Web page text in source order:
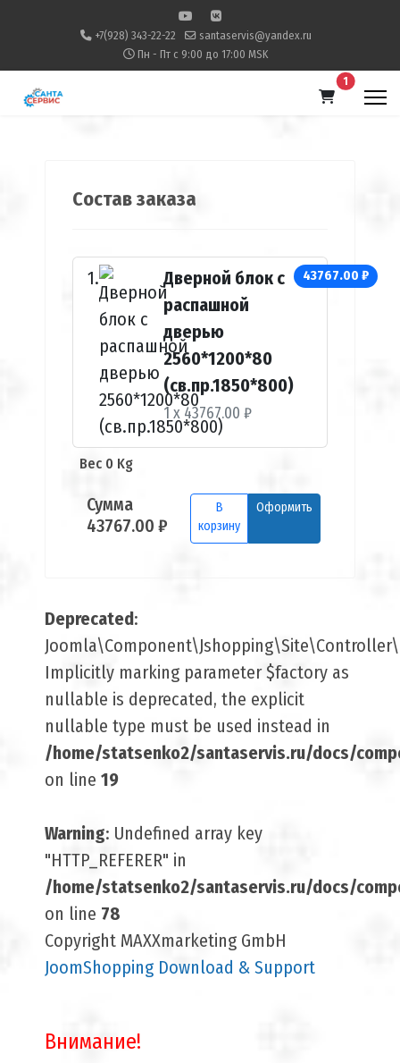
+7(928) 343-22-22
santaservis@yandex.ru
Пн - Пт с 9:00 до 17:00 MSK
1В корзину
Состав заказа
Дверной блок с
распашной
дверью
2560*1200*80
(св.пр.1850*800)
1 x 43767.00 ₽
43767.00 ₽
Вес 0 Kg
Сумма
43767.00 ₽
В
корзину
Оформить
Deprecated:
Implicitly marking parameter $factory as
nullable is deprecated, the explicit
nullable type must be used instead in
/home/statsenko2/santaservis.ru/docs/
on line 19
Warning: Undefined array key
"HTTP_REFERER" in
/home/statsenko2/santaservis.ru/docs/
on line 78
Copyright MAXXmarketing GmbH
JoomShopping Download & Support
Внимание!